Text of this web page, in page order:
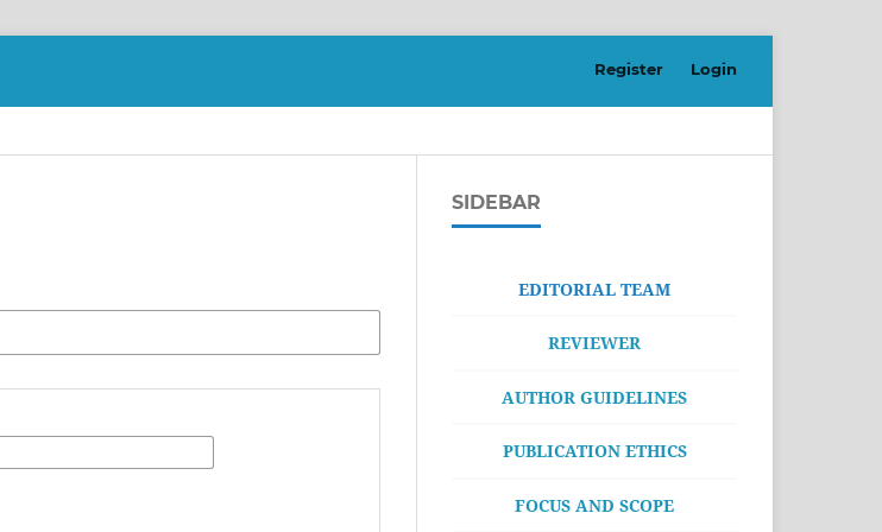
Register Login
SIDEBAR
EDITORIAL TEAM
REVIEWER
AUTHOR GUIDELINES
PUBLICATION ETHICS
FOCUS AND SCOPE